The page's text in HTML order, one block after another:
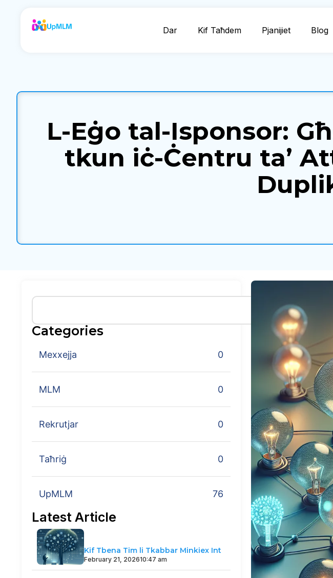
Dar Kif Taħdem Pjanijiet Blog
L-Eġo tal-Isponsor:
tkun iċ-Ċentru ta’
Categories
Mexxejja 0
MLM 0
Rekrutjar 0
Taħriġ 0
UpMLM 76
Latest Article
February 21, 202610:47 am
Kif Tbena Tim li Tkabbar Minkiex Int